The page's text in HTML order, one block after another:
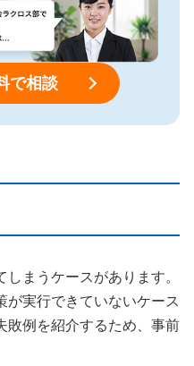
で相談
まうケースがあります。
が実行できていないケース
敗例を紹介するため、事前